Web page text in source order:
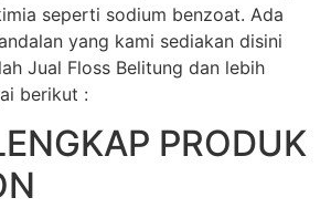
seperti sodium benzoat. Ada
yang kami sediakan disini
Jual Floss Belitung dan lebih
berikut :
PRODUK